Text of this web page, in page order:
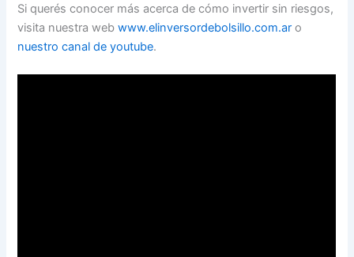
Si querés conocer más acerca de cómo invertir sin riesgos,
visita nuestra webwww.elinversordebolsillo.com.ar o
nuestro canal de youtube.